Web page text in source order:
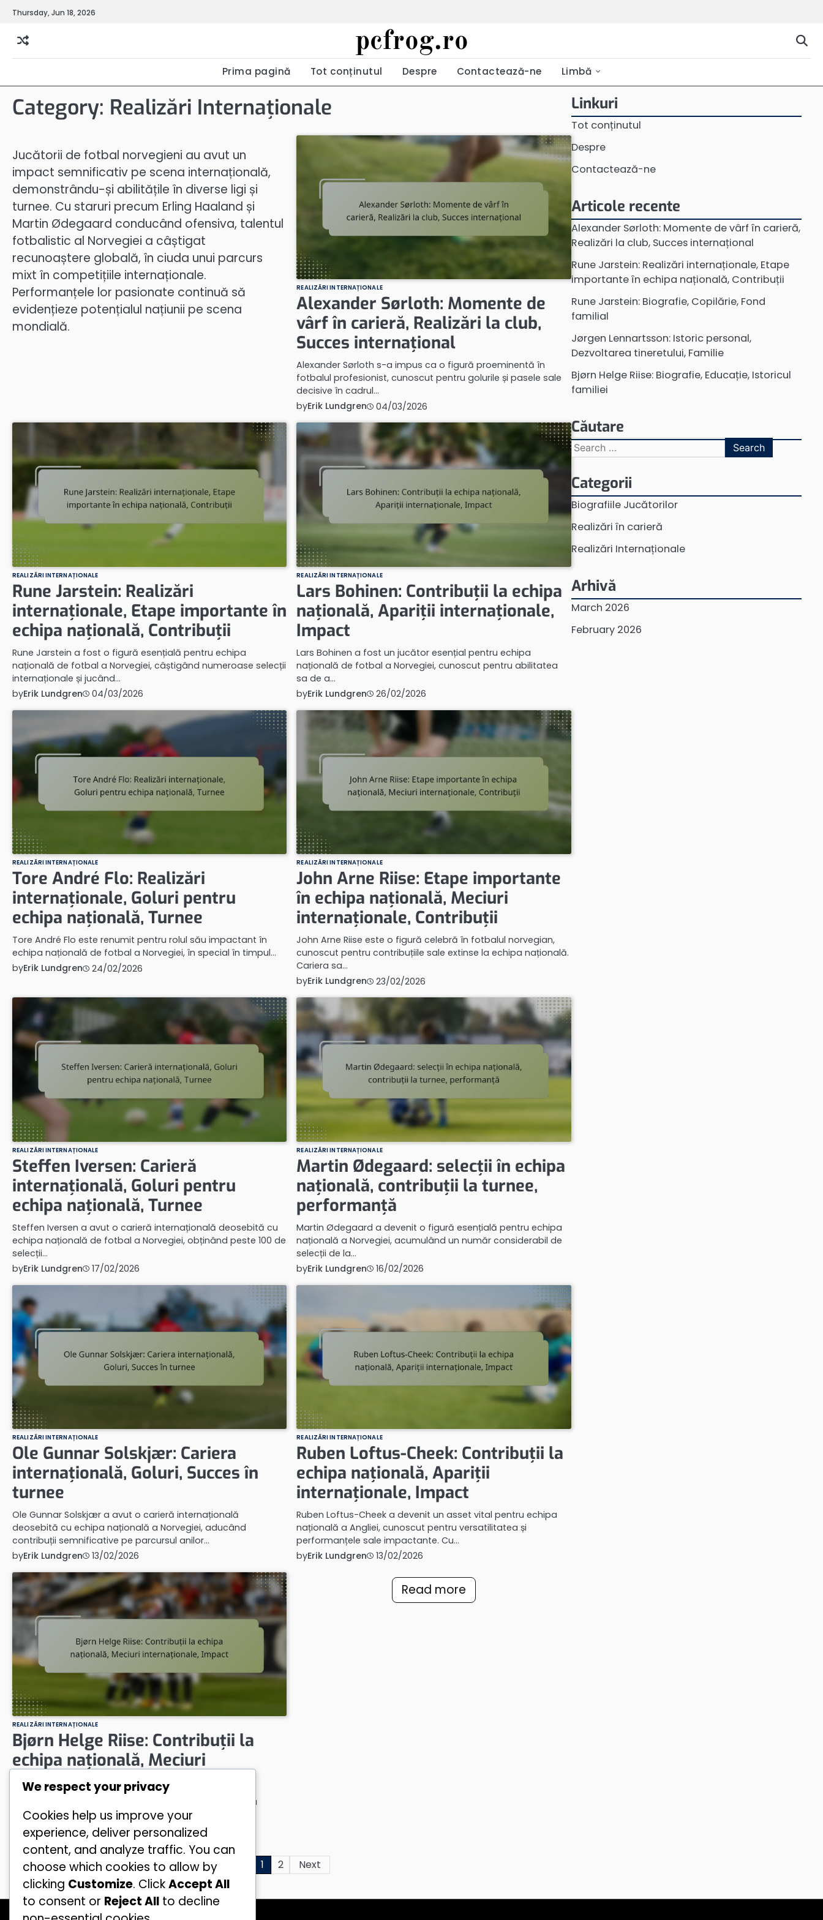
Skip
content
Thursday, Jun 18, 2026
pcfrog.ro
Prima pagină Tot conținutul Despre Contactează-ne Limbă
Category: Realizări Internaționale
Jucătorii de fotbal norvegieni au avut un
impact semnificativ pe scena internațională,
demonstrându-și abilitățile în diverse ligi și
turnee. Cu staruri precum Erling Haaland și
Martin Ødegaard conducând ofensiva, talentul
fotbalistic al Norvegiei a câștigat
recunoaștere globală, în ciuda unui parcurs
mixt în competițiile internaționale.
Performanțele lor pasionate continuă să
evidențieze potențialul națiunii pe scena
mondială.
REALIZĂRI INTERNAȚIONALE
Alexander Sørloth: Momente de
vârf în carieră, Realizări la club,
Succes internațional
Alexander Sørloth s-a impus ca o figură proeminentă în
fotbalul profesionist, cunoscut pentru golurile și pasele sale
decisive în cadrul…
byErik Lundgren 04/03/2026
REALIZĂRI INTERNAȚIONALE
Rune Jarstein: Realizări
internaționale, Etape importante în
echipa națională, Contribuții
Rune Jarstein a fost o figură esențială pentru echipa
națională de fotbal a Norvegiei, câștigând numeroase selecții
internaționale și jucând…
byErik Lundgren 04/03/2026
REALIZĂRI INTERNAȚIONALE
Lars Bohinen: Contribuții la echipa
națională, Apariții internaționale,
Impact
Lars Bohinen a fost un jucător esențial pentru echipa
națională de fotbal a Norvegiei, cunoscut pentru abilitatea
sa de a…
byErik Lundgren 26/02/2026
REALIZĂRI INTERNAȚIONALE
Tore André Flo: Realizări
internaționale, Goluri pentru
echipa națională, Turnee
Tore André Flo este renumit pentru rolul său impactant în
echipa națională de fotbal a Norvegiei, în special în timpul…
byErik Lundgren 24/02/2026
REALIZĂRI INTERNAȚIONALE
John Arne Riise: Etape importante
în echipa națională, Meciuri
internaționale, Contribuții
John Arne Riise este o figură celebră în fotbalul norvegian,
cunoscut pentru contribuțiile sale extinse la echipa națională.
Cariera sa…
byErik Lundgren 23/02/2026
REALIZĂRI INTERNAȚIONALE
Steffen Iversen: Carieră
internațională, Goluri pentru
echipa națională, Turnee
Steffen Iversen a avut o carieră internațională deosebită cu
echipa națională de fotbal a Norvegiei, obținând peste 100 de
selecții…
byErik Lundgren 17/02/2026
REALIZĂRI INTERNAȚIONALE
Martin Ødegaard: selecții în echipa
națională, contribuții la turnee,
performanță
Martin Ødegaard a devenit o figură esențială pentru echipa
națională a Norvegiei, acumulând un număr considerabil de
selecții de la…
byErik Lundgren 16/02/2026
REALIZĂRI INTERNAȚIONALE
Ole Gunnar Solskjær: Cariera
internațională, Goluri, Succes în
turnee
Ole Gunnar Solskjær a avut o carieră internațională
deosebită cu echipa națională a Norvegiei, aducând
contribuții semnificative pe parcursul anilor…
byErik Lundgren 13/02/2026
REALIZĂRI INTERNAȚIONALE
Ruben Loftus-Cheek: Contribuții la
echipa națională, Apariții
internaționale, Impact
Ruben Loftus-Cheek a devenit un asset vital pentru echipa
națională a Angliei, cunoscut pentru versatilitatea și
performanțele sale impactante. Cu…
byErik Lundgren 13/02/2026
REALIZĂRI INTERNAȚIONALE
Bjørn Helge Riise: Contribuții la
echipa națională, Meciuri
internaționale, Impact
Bjørn Helge Riise a fost o figură esențială pentru echipa
națională a Norvegiei, cunoscut pentru stilul său de joc
versatil,…
Erik Lundgren 13/02/2026
Read more
Posts
pagination
1 2 Next
Linkuri
Tot conținutul
Despre
Contactează-ne
Articole recente
Alexander Sørloth: Momente de vârf în carieră,
Realizări la club, Succes internațional
Rune Jarstein: Realizări internaționale, Etape
importante în echipa națională, Contribuții
Rune Jarstein: Biografie, Copilărie, Fond
familial
Jørgen Lennartsson: Istoric personal,
Dezvoltarea tineretului, Familie
Bjørn Helge Riise: Biografie, Educație, Istoricul
familiei
Căutare
Search
for:
Categorii
Biografiile Jucătorilor
Realizări în carieră
Realizări Internaționale
Arhivă
March 2026
February 2026
Categorii
We respect your privacy
Cookies help us improve your
experience, deliver personalized
content, and analyze traffic. You can
choose which cookies to allow by
clicking Customize. ClickAccept All
to consent or Reject All to decline